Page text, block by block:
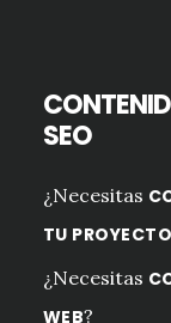
SEO
¿Necesitas
TU
¿Necesitas
WEB?